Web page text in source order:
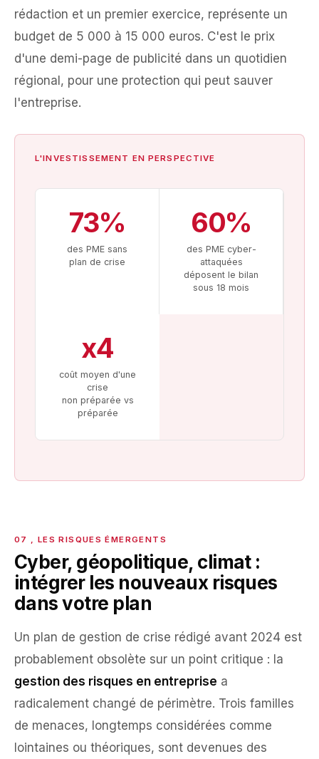
rédaction et un premier exercice, représente un
budget de 5 000 à 15 000 euros. C'est le prix
d'une demi-page de publicité dans un quotidien
régional, pour une protection qui peut sauver
l'entreprise.
L'INVESTISSEMENT EN PERSPECTIVE
73%
des PME sans
plan de crise
60%
des PME cyber-
attaquées
déposent le bilan
sous 18 mois
x4
coût moyen d'une
crise
non préparée vs
préparée
Cyber, géopolitique, climat :
intégrer les nouveaux risques
dans votre plan
Un plan de gestion de crise rédigé avant 2024 est
probablement obsolète sur un point critique : la
gestion des risques en entreprise a
radicalement changé de périmètre. Trois familles
de menaces, longtemps considérées comme
lointaines ou théoriques, sont devenues des